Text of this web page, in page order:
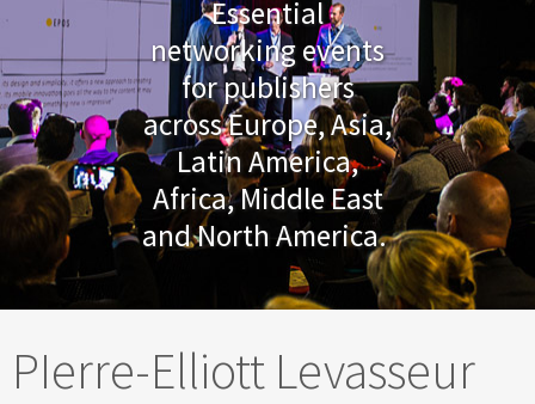
Essential
networking events
for publishers
across Europe, Asia,
Latin America,
Africa, Middle East
and North America.
PIerre-Elliott Levasseur